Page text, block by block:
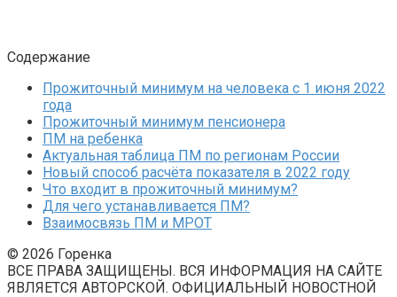
Содержание
Прожиточный минимум на человека с 1 июня 2022
года
Прожиточный минимум пенсионера
ПМ на ребенка
Актуальная таблица ПМ по регионам России
Новый способ расчёта показателя в 2022 году
Что входит в прожиточный минимум?
Для чего устанавливается ПМ?
Взаимосвязь ПМ и МРОТ
© 2026 Горенка
ВСЕ ПРАВА ЗАЩИЩЕНЫ. ВСЯ ИНФОРМАЦИЯ НА САЙТЕ
ЯВЛЯЕТСЯ АВТОРСКОЙ. ОФИЦИАЛЬНЫЙ НОВОСТНОЙ